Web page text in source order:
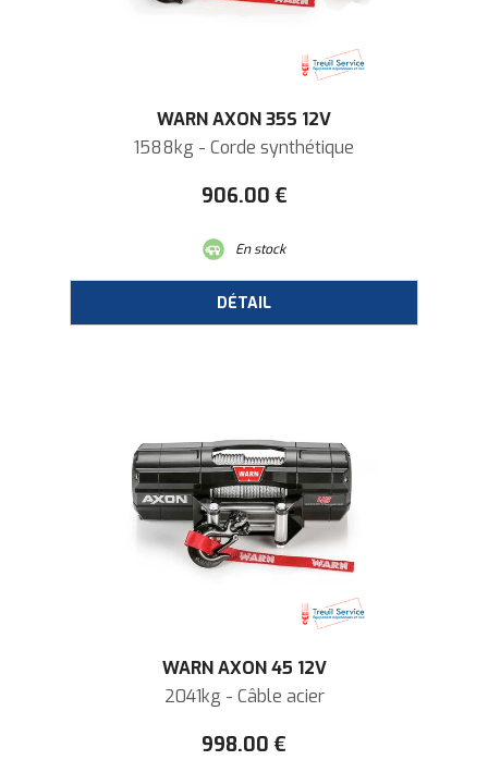
WARN AXON 35S 12V
1588kg - Corde synthétique
906.00 €
En stock
WARN AXON 45 12V
2041kg - Câble acier
998.00 €